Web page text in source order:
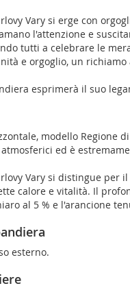
Vary si erge con
l'attenzione e
tutti a celebrare le
e orgoglio, un
esprimerà il suo
modello Regione
ed è
Vary si distingue
calore e vitalità. Il
al 5 % e l'arancione
esterno.